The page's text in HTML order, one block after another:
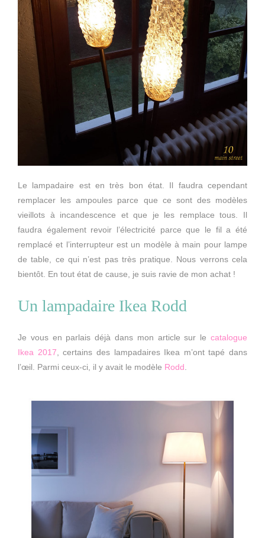
Le lampadaire est en très bon état. Il faudra cependant
remplacer les ampoules parce que ce sont des modèles
vieillots à incandescence et que je les remplace tous. Il
faudra également revoir l’électricité parce que le fil a été
remplacé et l’interrupteur est un modèle à main pour lampe
de table, ce qui n’est pas très pratique. Nous verrons cela
bientôt. En tout état de cause, je suis ravie de mon achat !
Un lampadaire Ikea Rodd
Je vous en parlais déjà dans mon article sur le catalogue
Ikea 2017 , certains des lampadaires Ikea m’ont tapé dans
l’œil. Parmi ceux-ci, il y avait le modèle Rodd